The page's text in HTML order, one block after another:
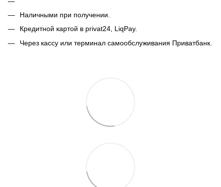
Наличными при получении.
Кредитной картой в privat24, LiqPay.
Через кассу или терминал самообслуживания Приватбанк.